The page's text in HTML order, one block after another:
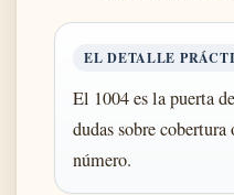
EL DETALLE
El 1004 es la puerta
dudas sobre
número.